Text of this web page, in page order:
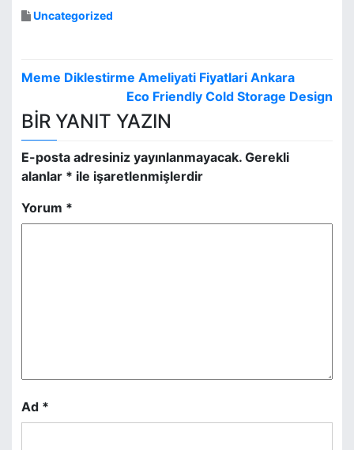
Uncategorized
Y
z
ı
e
e
s
i
Meme Diklestirme Ameliyati Fiyatlari Ankara
Eco Friendly Cold Storage Design
BIR YANIT YAZIN
E-posta adresiniz yayınlanmayacak. Gerekli
alanlar * ile işaretlenmişlerdir
Yorum *
Ad *